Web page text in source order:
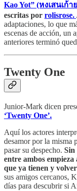
Kao Yot” (หงเสนเก้า
escritas por rolisrose.
adaptaciones, lo que
escenas de acción, un
anteriores terminó
Twenty One
Junior-Mark dicen
‘Twenty One’.
Aquí los actores
desamor por la misma
pasar su despecho. Sin
entre ambos
que ya tienen y
sus amigos cercanos,
días para descubrir si